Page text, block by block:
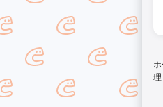
理